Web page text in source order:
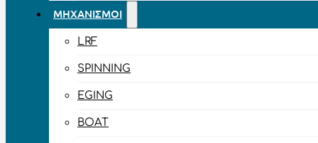
ΜΗΧΑΝΙΣΜΟΊ
LRF
SPINNING
EGING
BOAT